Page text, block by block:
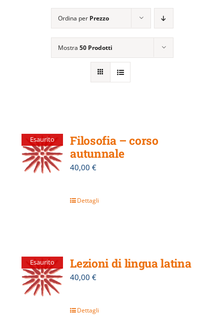
ATTIVITÀ EDITORIALE
Ordina per Prezzo
Mostra 50 Prodotti
Esaurito
Filosofia – corso
autunnale
40,00€
Dettagli
Esaurito Lezioni di lingua latina
40,00€
Dettagli